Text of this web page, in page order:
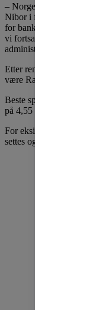
– Norges Banks
Nibor i forkant av
for bankene. Det gjør det
vi fortsatt tilbyr
administrerende direktør
Etter rentejusteringen vil
være Rammelån 50 %, med
Beste sparerente blir på
på 4,55 prosent.
For eksisterende kunder
settes også opp for